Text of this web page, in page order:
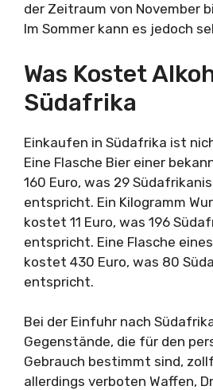
der Zeitraum von November
Im Sommer kann es jedoch
Was Kostet
Südafrika
Einkaufen in Südafrika ist
Eine Flasche Bier einer
160 Euro, was 29
entspricht. Ein Kilogramm
kostet 11 Euro, was 196
entspricht. Eine Flasche
kostet 430 Euro, was 80
entspricht.
Bei der Einfuhr nach
Gegenstände, die für den
Gebrauch bestimmt sind,
allerdings verboten Waffen,